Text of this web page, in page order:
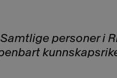
personer i